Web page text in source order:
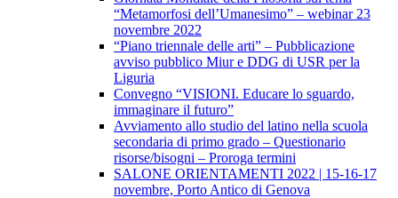
“Metamorfosi dell’Umanesimo” – webinar 23
novembre 2022
“Piano triennale delle arti” – Pubblicazione
avviso pubblico Miur e DDG di USR per la
Liguria
Convegno “VISIONI. Educare lo sguardo,
immaginare il futuro”
Avviamento allo studio del latino nella scuola
secondaria di primo grado – Questionario
risorse/bisogni – Proroga termini
SALONE ORIENTAMENTI 2022 | 15-16-17
novembre, Porto Antico di Genova